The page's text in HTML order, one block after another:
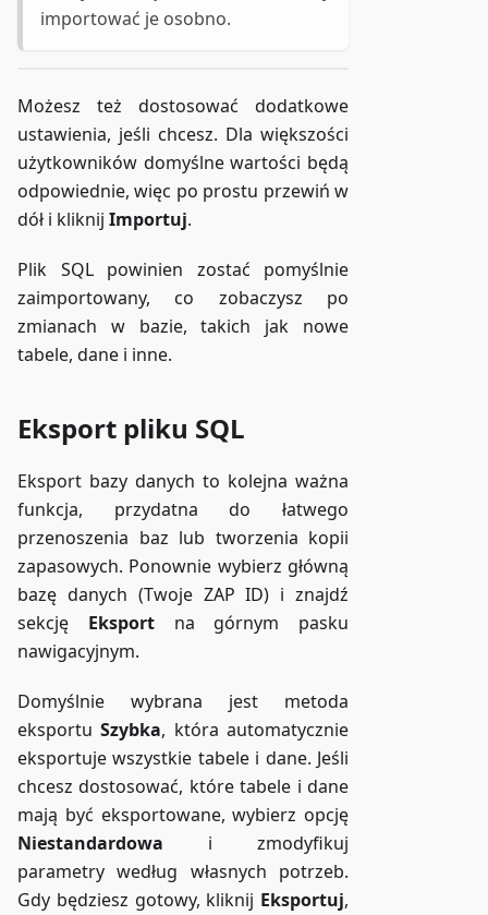
importować je osobno.
Możesz też dostosować dodatkowe
ustawienia, jeśli chcesz. Dla większości
użytkowników domyślne wartości będą
odpowiednie, więc po prostu przewiń w
dół i kliknij Importuj.
Plik SQL powinien zostać pomyślnie
zaimportowany, co zobaczysz po
zmianach w bazie, takich jak nowe
tabele, dane i inne.
Eksport pliku SQL
Eksport bazy danych to kolejna ważna
funkcja, przydatna do łatwego
przenoszenia baz lub tworzenia kopii
zapasowych. Ponownie wybierz główną
bazę danych (Twoje ZAP ID) i znajdź
sekcję Eksportna górnym pasku
nawigacyjnym.
Domyślnie wybrana jest metoda
eksportuSzybka, która automatycznie
eksportuje wszystkie tabele i dane. Jeśli
chcesz dostosować, które tabele i dane
mają być eksportowane, wybierz opcję
Niestandardowa i zmodyfikuj
parametry według własnych potrzeb.
Gdy będziesz gotowy, kliknij Eksportuj,